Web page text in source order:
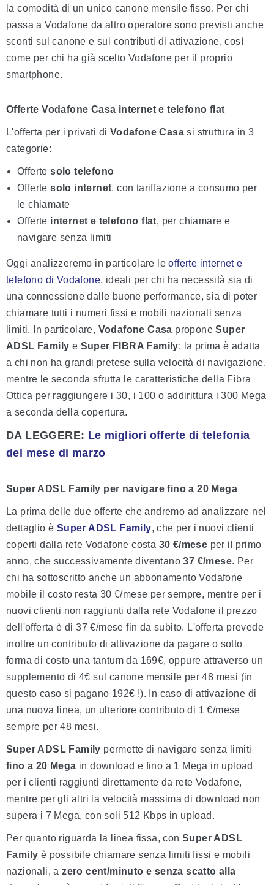
la comodità di un unico canone mensile fisso. Per chi
passa a Vodafone da altro operatore sono previsti anche
sconti sul canone e sui contributi di attivazione, così
come per chi ha già scelto Vodafone per il proprio
smartphone.
Offerte Vodafone Casa internet e telefono flat
L'offerta per i privati di Vodafone Casa si struttura in 3
categorie:
Offertesolo telefono
Offertesolo internet, con tariffazione a consumo per
le chiamate
Offerte internet e telefono flat, per chiamare e
navigare senza limiti
Oggi analizzeremo in particolare leofferte internet e
telefono di Vodafone, ideali per chi ha necessità sia di
una connessione dalle buone performance, sia di poter
chiamare tutti i numeri fissi e mobili nazionali senza
limiti. In particolare, Vodafone Casa proponeSuper
ADSL Family e Super FIBRA Family: la prima è adatta
a chi non ha grandi pretese sulla velocità di navigazione,
mentre le seconda sfrutta le caratteristiche della Fibra
Ottica per raggiungere i 30, i 100 o addirittura i 300 Mega
a seconda della copertura.
DA LEGGERE: Le migliori offerte di telefonia
del mese di marzo
Super ADSL Family per navigare fino a 20 Mega
La prima delle due offerte che andremo ad analizzare nel
dettaglio è Super ADSL Family, che per i nuovi clienti
coperti dalla rete Vodafone costa 30 €/mese per il primo
anno, che successivamente diventano37 €/mese. Per
chi ha sottoscritto anche un abbonamento Vodafone
mobile il costo resta 30 €/mese per sempre, mentre per i
nuovi clienti non raggiunti dalla rete Vodafone il prezzo
dell'offerta è di 37 €/mese fin da subito. L'offerta prevede
inoltre un contributo di attivazione da pagare o sotto
forma di costo una tantum da 169€, oppure attraverso un
supplemento di 4€ sul canone mensile per 48 mesi (in
questo caso si pagano 192€ !). In caso di attivazione di
una nuova linea, un ulteriore contributo di 1 €/mese
sempre per 48 mesi.
Super ADSL Family permette di navigare senza limiti
fino a 20 Mega in download e fino a 1 Mega in upload
per i clienti raggiunti direttamente da rete Vodafone,
mentre per gli altri la velocità massima di download non
supera i 7 Mega, con soli 512 Kbps in upload.
Per quanto riguarda la linea fissa, con Super ADSL
Family è possibile chiamare senza limiti fissi e mobili
nazionali, azero cent/minuto e senza scatto alla